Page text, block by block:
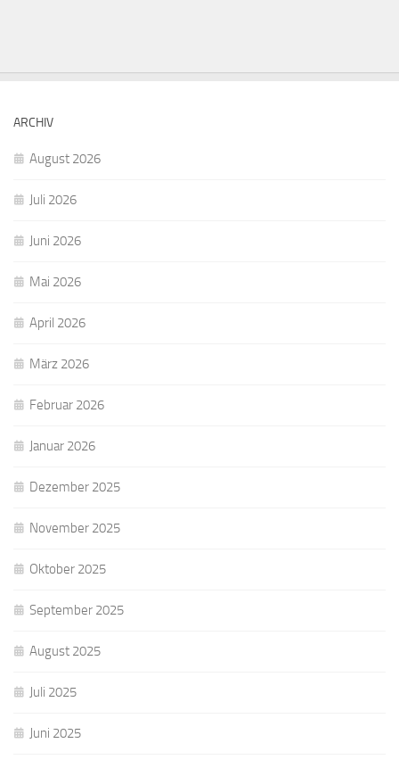
ARCHIV
August 2026
Juli 2026
Juni 2026
Mai 2026
April 2026
März 2026
Februar 2026
Januar 2026
Dezember 2025
November 2025
Oktober 2025
September 2025
August 2025
Juli 2025
Juni 2025